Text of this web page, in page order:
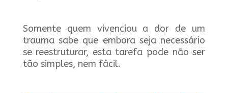
Somente quem vivenciou a dor de um
trauma sabe que embora seja necessário
se reestruturar, esta tarefa pode não ser
tão simples, nem fácil.